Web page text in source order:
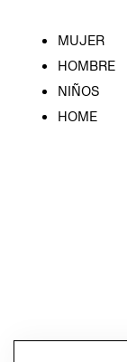
MUJER
HOMBRE
NIÑOS
HOME